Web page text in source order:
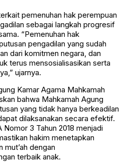
pemenuhan hak perempuan
sebagai langkah progresif
“Pemenuhan hak
pengadilan yang sudah
dari komitmen negara, dan
terus mensosialisasikan serta
ujarnya.
Kamar Agama Mahkamah
bahwa Mahkamah Agung
yang tidak hanya berkeadilan
dilaksanakan secara efektif.
3 Tahun 2018 menjadi
hakim menetapkan
mut’ah dengan
terbaik anak.